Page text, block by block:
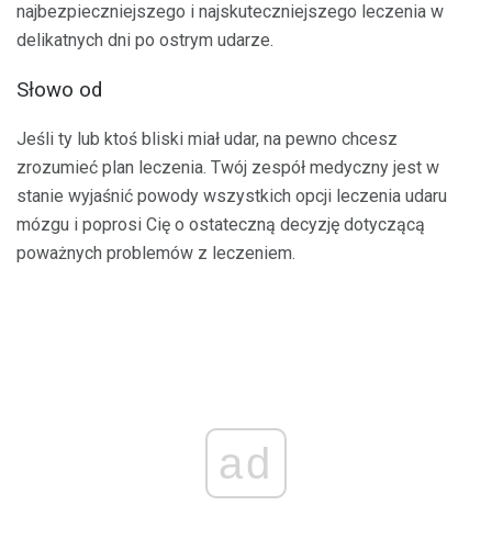
najbezpieczniejszego i najskuteczniejszego leczenia w
delikatnych dni po ostrym udarze.
Słowo od
Jeśli ty lub ktoś bliski miał udar, na pewno chcesz
zrozumieć plan leczenia. Twój zespół medyczny jest w
stanie wyjaśnić powody wszystkich opcji leczenia udaru
mózgu i poprosi Cię o ostateczną decyzję dotyczącą
poważnych problemów z leczeniem.
ad